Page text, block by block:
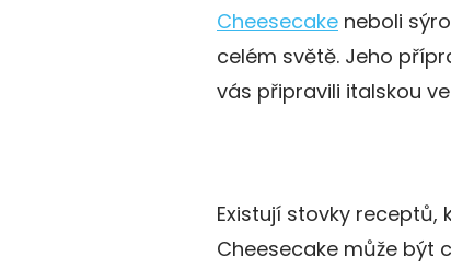
Cheesecake neboli
celém světě. Jeho
vás připravili italskou
Existují stovky receptů,
Cheesecake může být